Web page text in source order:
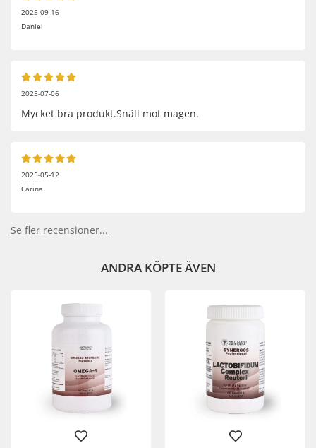
2025-09-16
Daniel
2025-07-06
Mycket bra produkt.Snäll mot magen.
2025-05-12
Carina
Se fler recensioner...
ANDRA KÖPTE ÄVEN